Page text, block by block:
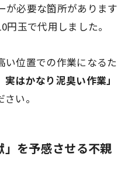
が必要な箇所があります
玉で代用しました。
い位置での作業になるた
実はかなり泥臭い作業」
い。
を予感させる不親